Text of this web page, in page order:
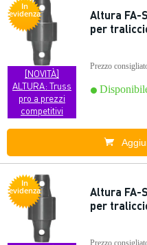
In
evidenza
[NOVITÀ]
ALTURA: Truss
pro a prezzi
competitivi
Altura FA-
per
Prezzo
In
evidenza
Altura FA-
per
Prezzo